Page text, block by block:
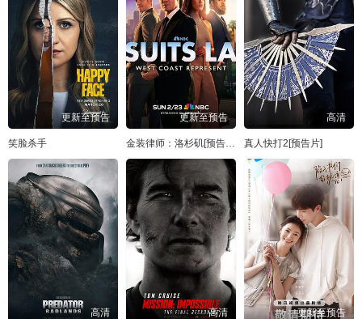
更新至预告
笑脸杀手
更新至预告
金装律师：洛杉矶[预告片]
高清
真人快打2[预告片]
高清 高清 更新至预告